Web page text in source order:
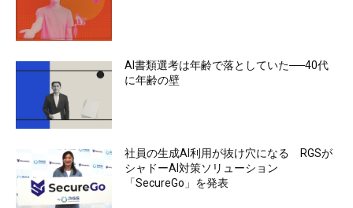
AI書類選考は年齢で落としていた──40代
に年齢の壁
社員の生成AI利用が抜け穴になる RGSが
シャドーAI対策ソリューション
「SecureGo」を発表